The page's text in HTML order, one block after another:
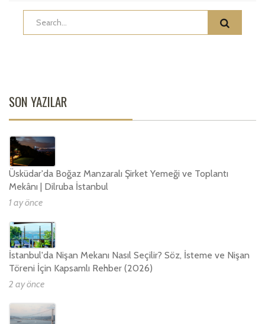
SON YAZILAR
Üsküdar'da Boğaz Manzaralı Şirket Yemeği ve Toplantı
Mekânı | Dilruba İstanbul
1 ay önce
İstanbul'da Nişan Mekanı Nasıl Seçilir? Söz, İsteme ve Nişan
Töreni İçin Kapsamlı Rehber (2026)
2 ay önce